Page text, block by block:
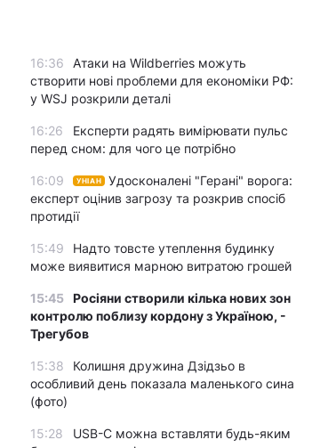
16:36
Атаки на Wildberries можуть
створити нові проблеми для економіки РФ:
у WSJ розкрили деталі
16:26
Експерти радять вимірювати пульс
перед сном: для чого це потрібно
16:09 УНІАН
Удосконалені "Герані" ворога:
експерт оцінив загрозу та розкрив спосіб
протидії
15:49
Надто товсте утеплення будинку
може виявитися марною витратою грошей
15:45 Росіяни створили кілька нових зон
контролю поблизу кордону з Україною, -
Трегубов
15:38
Колишня дружина Дзідзьо в
особливий день показала маленького сина
(фото)
15:28
USB-C можна вставляти будь-яким